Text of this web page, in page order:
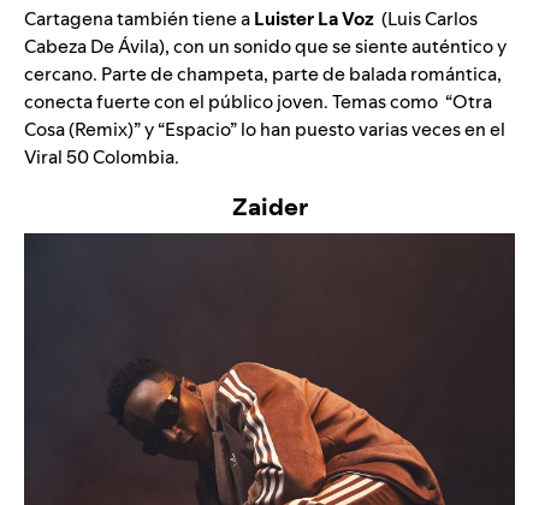
Cartagena también tiene aLuister La Voz (Luis Carlos
Cabeza De Ávila), con un sonido que se siente auténtico y
cercano. Parte de champeta, parte de balada romántica,
conecta fuerte con el público joven. Temas como “Otra
Cosa (Remix)” y “Espacio” lo han puesto varias veces en el
Viral 50Colombia.
Zaider